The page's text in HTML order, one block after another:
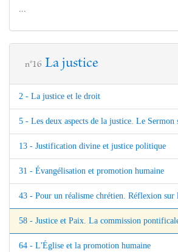
n°16 La justice
2 - La justice et le droit
5 - Les deux aspects de la justice. Le Sermon
13 - Justification divine et justice politique
31 - Évangélisation et promotion humaine
43 - Pour un réalisme chrétien. Réflexion sur
58 - Justice et Paix. La commission
64 - L'Église et la promotion humaine